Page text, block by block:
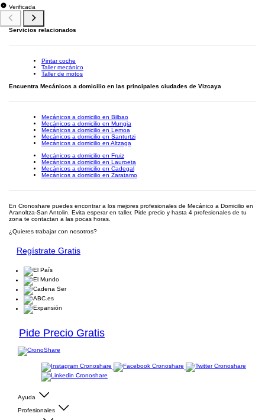
Verificada
Servicios relacionados
Pintar coche
Taller mecánico
Taller de motos
Encuentra Mecánicos a domicilio en las principales ciudades de Vizcaya
Mecánicos a domicilio en Bilbao
Mecánicos a domicilio en Mungia
Mecánicos a domicilio en Lemoa
Mecánicos a domicilio en Santurtzi
Mecánicos a domicilio en Altzaga
Mecánicos a domicilio en Fruiz
Mecánicos a domicilio en Lauroeta
Mecánicos a domicilio en Cadegal
Mecánicos a domicilio en Zaratamo
En Cronoshare puedes encontrar a los mejores profesionales de Mecánico a Domicilio en
Aranoltza-San Antolin. Evita esperar en taller. Pide precio y hasta 4 profesionales de tu
zona te contactan a las pocas horas.
¿Quieres trabajar con nosotros?
Regístrate Gratis
Pide Precio Gratis
Ayuda
Profesionales